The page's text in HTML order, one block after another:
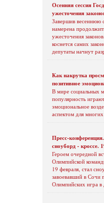
Осенняя сессия
ужесточения
Завершив весеннюю
намерена
ужесточения
коснется самих
депутаты начнут
Как накрутка
позитивное
В мире социальных
популярность
эмоциональное
аспектом для многих
Пресс-
сноуборд - кроссе.
Героем очередной
Олимпийской
19 февраля, стал
завоевавший в Сочи
Олимпийских игра в